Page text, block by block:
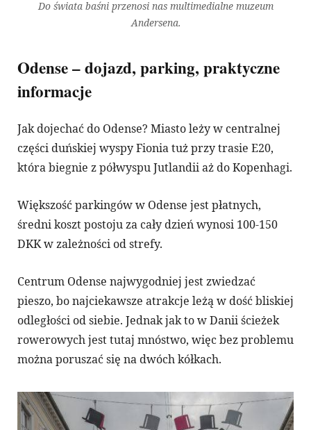
Do świata baśni przenosi nas multimedialne muzeum
Andersena.
Odense – dojazd, parking, praktyczne
informacje
Jak dojechać do Odense? Miasto leży w centralnej
części duńskiej wyspy Fionia tuż przy trasie E20,
która biegnie z półwyspu Jutlandii aż do Kopenhagi.
Większość parkingów w Odense jest płatnych,
średni koszt postoju za cały dzień wynosi 100-150
DKK w zależności od strefy.
Centrum Odense najwygodniej jest zwiedzać
pieszo, bo najciekawsze atrakcje leżą w dość bliskiej
odległości od siebie. Jednak jak to w Danii ścieżek
rowerowych jest tutaj mnóstwo, więc bez problemu
można poruszać się na dwóch kółkach.